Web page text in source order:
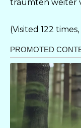
träumten weiter
(Visited 122